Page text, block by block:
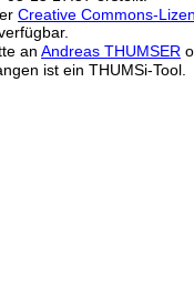
Creative Commons-
an Andreas THUMSER
ist ein THUMSi-Tool.